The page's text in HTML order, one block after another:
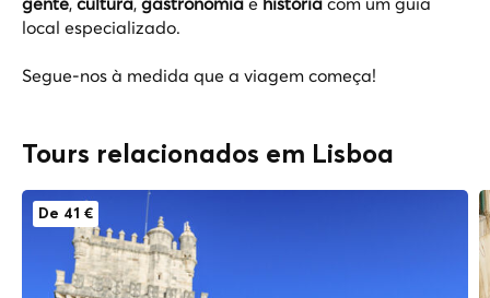
local especializado.
Segue-nos à medida que a viagem começa!
Tours relacionados em Lisboa
De 41 €